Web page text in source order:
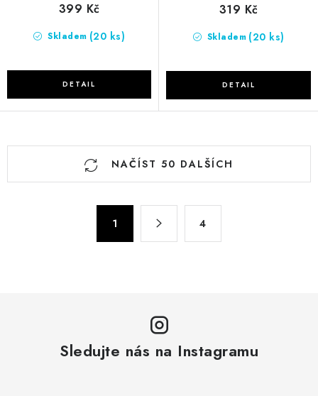
Skladem (20 ks)
399 Kč
Skladem (20 ks)
319 Kč
O
NAČÍST 50 DALŠÍCH
1 4
Sledujte nás na Instagramu